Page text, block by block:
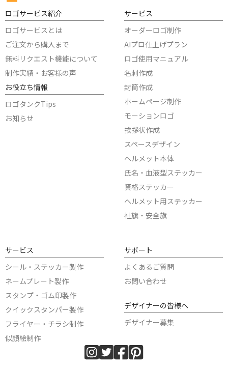
ロゴサービス紹介
ロゴサービスとは
ご注文から購入まで
無料リクエスト機能について
制作実績・お客様の声
お役立ち情報
ロゴタンクTips
お知らせ
サービス
オーダーロゴ制作
AIプロ仕上げプラン
ロゴ使用マニュアル
名刺作成
封筒作成
ホームページ制作
モーションロゴ
挨拶状作成
スペースデザイン
ヘルメット本体
氏名・血液型ステッカー
資格ステッカー
ヘルメット用ステッカー
社旗・安全旗
サービス
シール・ステッカー製作
ネームプレート製作
スタンプ・ゴム印製作
クイックスタンパー製作
フライヤー・チラシ制作
似顔絵制作
サポート
よくあるご質問
お問い合わせ
デザイナーの皆様へ
デザイナー募集